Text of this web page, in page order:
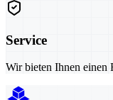
Service
Wir bieten Ihnen einen